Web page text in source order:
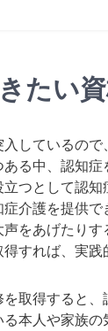
たい
しているの
る中、認知
つとして認
介護を提供
をあげたり
すれば、実
取得すると
本人や家族